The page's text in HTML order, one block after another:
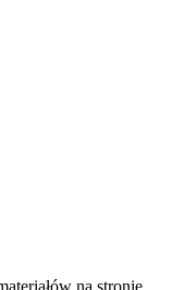
na stronie